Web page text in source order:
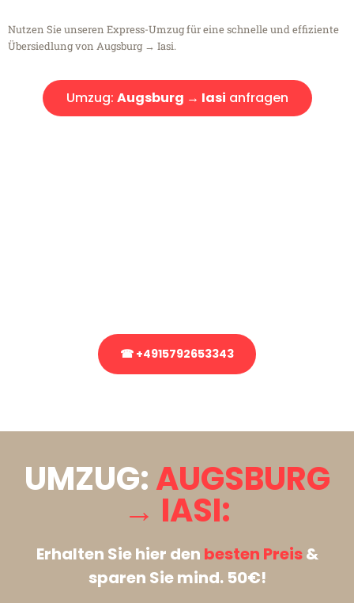
Nutzen Sie unseren Express-Umzug für eine schnelle und effiziente
Übersiedlung von Augsburg → Iasi.
Umzug: Augsburg → Iasi anfragen
☎ +4915792653343
UMZUG:AUGSBURG
→ IASI:
Erhalten Sie hier den besten Preis&
sparen Sie mind. 50€!